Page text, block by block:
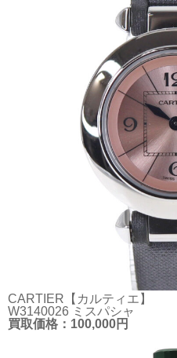
CARTIER【カルティエ】
W3140026 ミスパシャ
買取価格：100,000円